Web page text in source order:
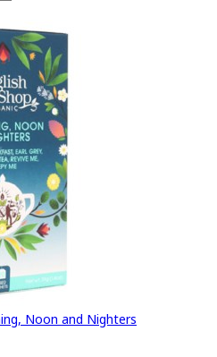
Noon and Nighters